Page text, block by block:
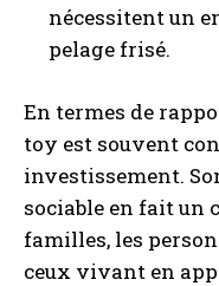
nécessitent un
pelage frisé.
En termes de
toy est souvent
investissement.
sociable en fait un
familles, les
ceux vivant en